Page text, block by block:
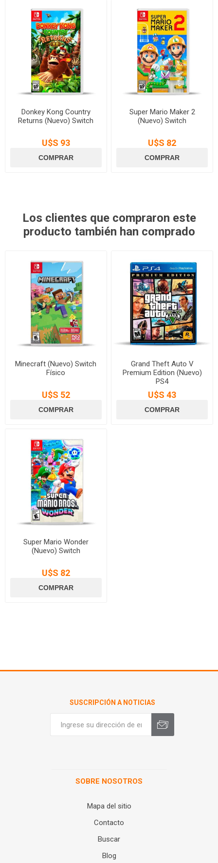
Donkey Kong Country
Returns (Nuevo) Switch
U$S 93
Super Mario Maker 2
(Nuevo) Switch
U$S 82
Los clientes que compraron este
producto también han comprado
Minecraft (Nuevo) Switch
Físico
U$S 52
Grand Theft Auto V
Premium Edition (Nuevo)
PS4
U$S 43
Super Mario Wonder
(Nuevo) Switch
U$S 82
SUSCRIPCIÓN A NOTICIAS
SOBRE NOSOTROS
Mapa del sitio
Contacto
Buscar
Blog